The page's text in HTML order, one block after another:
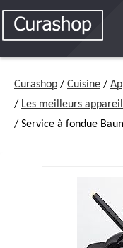
Curashop / Cuisine /
/ Les meilleurs
/ Service à fondue